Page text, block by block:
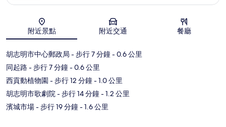
附近景點 附近交通 餐廳
胡志明市中心郵政局 - 步行 7 分鐘- 0.6 公里
同起路 - 步行 7 分鐘- 0.6 公里
西貢動植物園 - 步行 12 分鐘- 1.0 公里
胡志明市歌劇院- 步行 14 分鐘- 1.2 公里
濱城市場- 步行 19 分鐘- 1.6 公里